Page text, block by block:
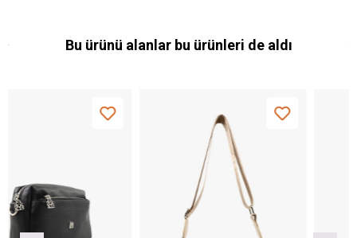
Bu ürünü alanlar bu ürünleri de aldı